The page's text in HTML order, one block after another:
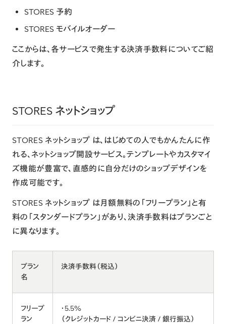
STORES 予約
STORES モバイルオーダー
ここからは、各サービスで発生する決済手数料についてご紹
介します。
STORES ネットショップ
STORES ネットショップ は、はじめての人でもかんたんに作
れる、ネットショップ開設サービス。テンプレートやカスタマイ
ズ機能が豊富で、直感的に自分だけのショップデザインを
作成可能です。
STORES ネットショップ は月額無料の「フリープラン」と有
料の「スタンダードプラン」があり、決済手数料はプランごと
に異なります。
プラン
名
決済手数料（税込）
フリープ
ラン
・5.5%
（クレジットカード / コンビニ決済 / 銀行振込）